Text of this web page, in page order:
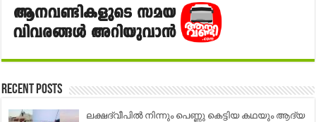
Recent Posts
ലക്ഷദ്വീപിൽ നിന്നും പെണ്ണു കെട്ടിയ കഥയും ആദ്യ